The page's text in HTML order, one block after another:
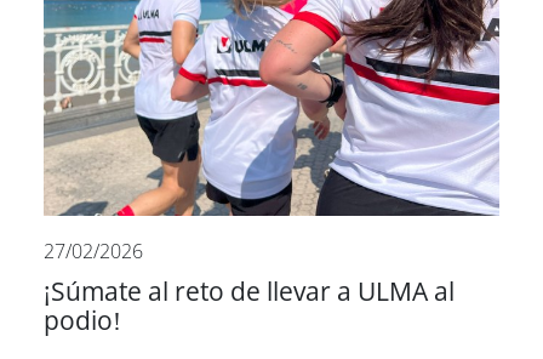
27/02/2026
¡Súmate al reto de llevar a ULMA al
podio!